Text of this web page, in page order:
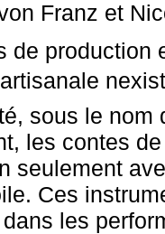
Franz et
de production
sous le
les contes
seulement
Ces
les